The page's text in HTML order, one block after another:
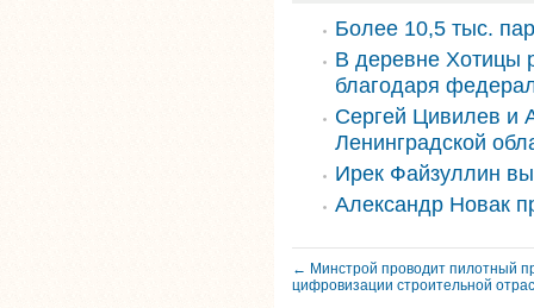
Более 10,5 тыс.
В деревне Хотицы
благодаря
Сергей Цивилев и
Ленинградской
Ирек Файзуллин
Александр Новак
← Минстрой проводит пилотный
цифровизации строительной